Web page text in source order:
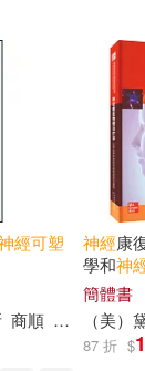
經可塑
商順 曹曉東 郭
神經康
學和神
簡體書
87 折 $